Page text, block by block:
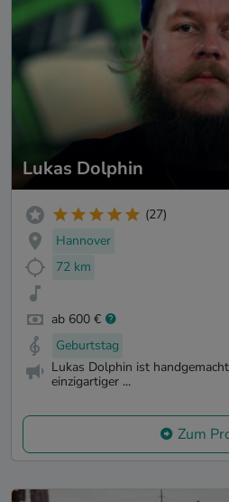
Lukas Dolphin
(27)
Hannover
72 km
ab 600 €
Geburtstag
Lukas Dolphin ist
einzigartiger ...
Zum